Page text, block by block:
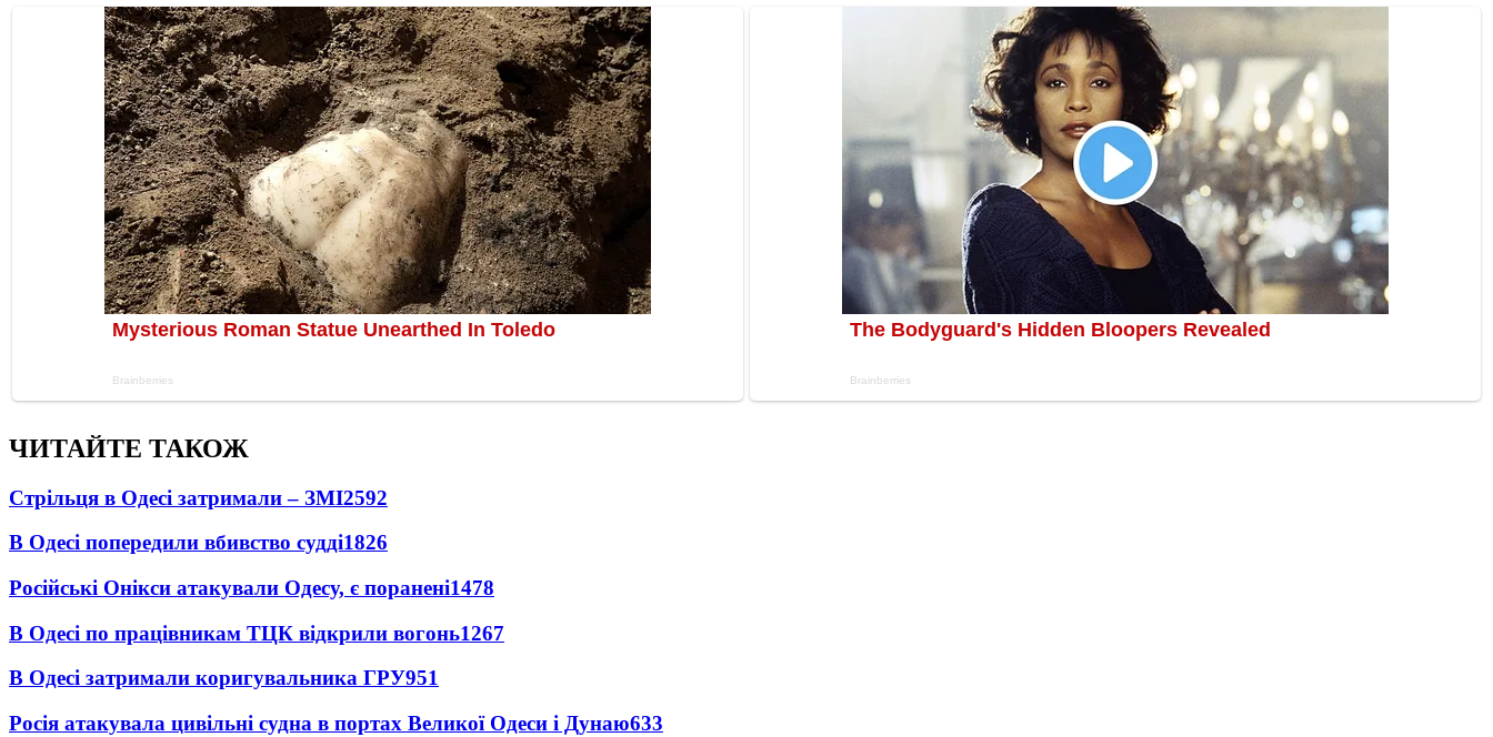
ЧИТАЙТЕ ТАКОЖ
Стрільця в Одесі затримали – ЗМІ2592
В Одесі попередили вбивство судді1826
Російські Онікси атакували Одесу, є поранені1478
В Одесі по працівникам ТЦК відкрили вогонь1267
В Одесі затримали коригувальника ГРУ951
Росія атакувала цивільні судна в портах Великої Одеси і Дунаю633